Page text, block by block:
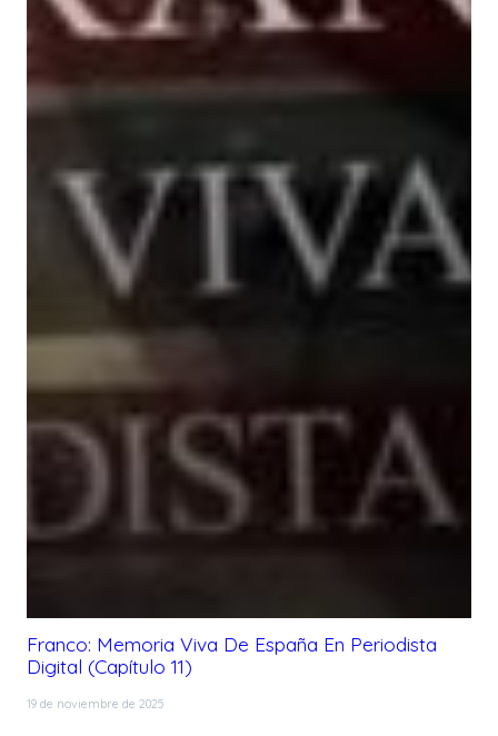
Franco: Memoria Viva De España En Periodista
Digital (Capítulo 11)
19 de noviembre de 2025